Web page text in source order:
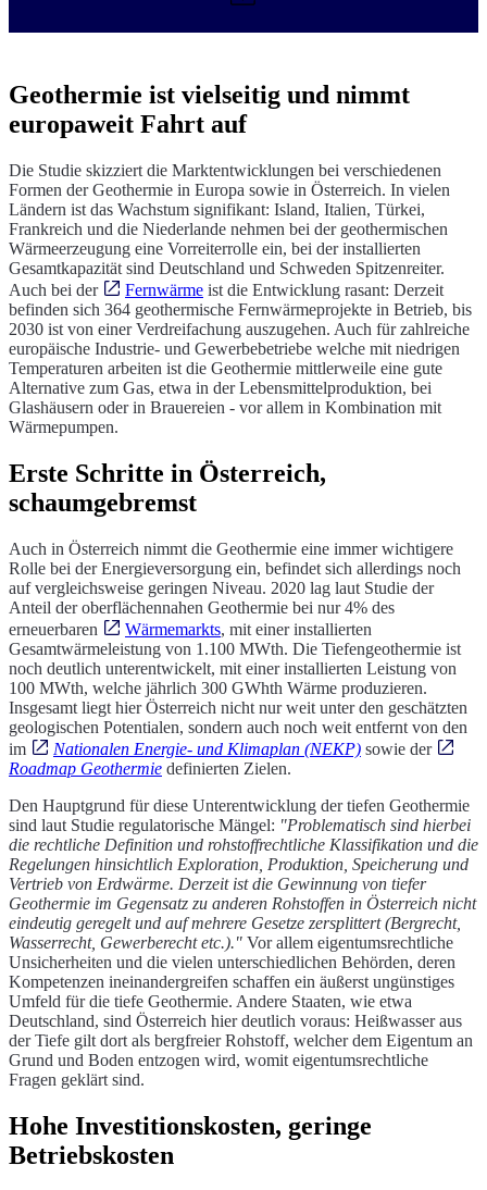
Geothermie ist vielseitig und nimmt
europaweit Fahrt auf
Die Studie skizziert die Marktentwicklungen bei verschiedenen
Formen der Geothermie in Europa sowie in Österreich. In vielen
Ländern ist das Wachstum signifikant: Island, Italien, Türkei,
Frankreich und die Niederlande nehmen bei der geothermischen
Wärmeerzeugung eine Vorreiterrolle ein, bei der installierten
Gesamtkapazität sind Deutschland und Schweden Spitzenreiter.
Auch bei der
Fernwärme ist die Entwicklung rasant: Derzeit
befinden sich 364 geothermische Fernwärmeprojekte in Betrieb, bis
2030 ist von einer Verdreifachung auszugehen. Auch für zahlreiche
europäische Industrie- und Gewerbebetriebe welche mit niedrigen
Temperaturen arbeiten ist die Geothermie mittlerweile eine gute
Alternative zum Gas, etwa in der Lebensmittelproduktion, bei
Glashäusern oder in Brauereien - vor allem in Kombination mit
Wärmepumpen.
Erste Schritte in Österreich,
schaumgebremst
Auch in Österreich nimmt die Geothermie eine immer wichtigere
Rolle bei der Energieversorgung ein, befindet sich allerdings noch
auf vergleichsweise geringen Niveau. 2020 lag laut Studie der
Anteil der oberflächennahen Geothermie bei nur 4% des
erneuerbaren
Wärmemarkts, mit einer installierten
Gesamtwärmeleistung von 1.100 MWth. Die Tiefengeothermie ist
noch deutlich unterentwickelt, mit einer installierten Leistung von
100 MWth, welche jährlich 300 GWhth Wärme produzieren.
Insgesamt liegt hier Österreich nicht nur weit unter den geschätzten
geologischen Potentialen, sondern auch noch weit entfernt von den
im
Nationalen Energie- und Klimaplan (NEKP) sowie der
Roadmap Geothermie definierten Zielen.
Den Hauptgrund für diese Unterentwicklung der tiefen Geothermie
sind laut Studie regulatorische Mängel: "Problematisch sind hierbei
die rechtliche Definition und rohstoffrechtliche Klassifikation und die
Regelungen hinsichtlich Exploration, Produktion, Speicherung und
Vertrieb von Erdwärme. Derzeit ist die Gewinnung von tiefer
Geothermie im Gegensatz zu anderen Rohstoffen in Österreich nicht
eindeutig geregelt und auf mehrere Gesetze zersplittert (Bergrecht,
Wasserrecht, Gewerberecht etc.)." Vor allem eigentumsrechtliche
Unsicherheiten und die vielen unterschiedlichen Behörden, deren
Kompetenzen ineinandergreifen schaffen ein äußerst ungünstiges
Umfeld für die tiefe Geothermie. Andere Staaten, wie etwa
Deutschland, sind Österreich hier deutlich voraus: Heißwasser aus
der Tiefe gilt dort als bergfreier Rohstoff, welcher dem Eigentum an
Grund und Boden entzogen wird, womit eigentumsrechtliche
Fragen geklärt sind.
Hohe Investitionskosten, geringe
Betriebskosten